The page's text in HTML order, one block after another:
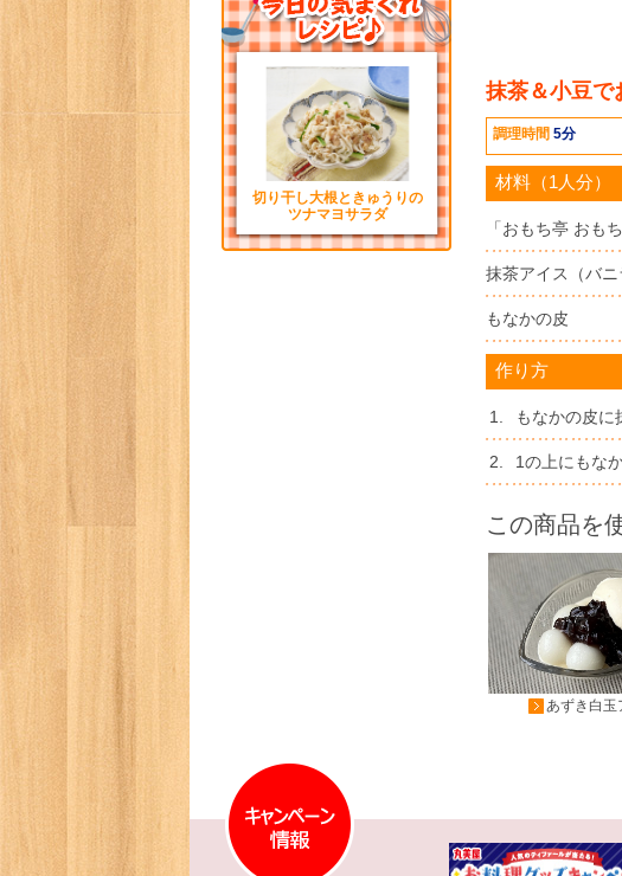
切り干し大根ときゅうりの
ツナマヨサラダ
抹茶＆小豆で
調理時間 5分
材料（1人分）
「おもち亭 おも
抹茶アイス（バニ
もなかの皮
作り方
1. もなかの皮に
2. 1の上にもな
この商品を
あずき白玉